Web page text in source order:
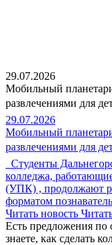
29.07.2026
Мобильный
развлечениями для
29.07.2026
Мобильный
развлечениями для
Студенты
колледжа,
(УПК) , продолжают
форматом
Читать новость
Есть предложения по
знаете, как сделать